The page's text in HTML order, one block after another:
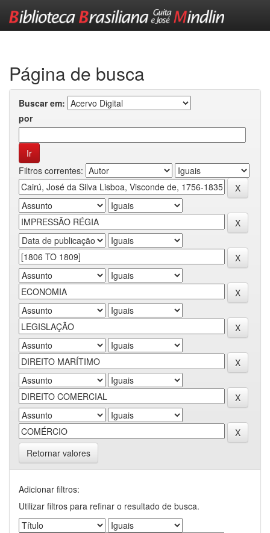
Página de busca
Buscar em:
por
Filtros correntes:
Retornar valores
Adicionar filtros:
Utilizar filtros para refinar o resultado de busca.